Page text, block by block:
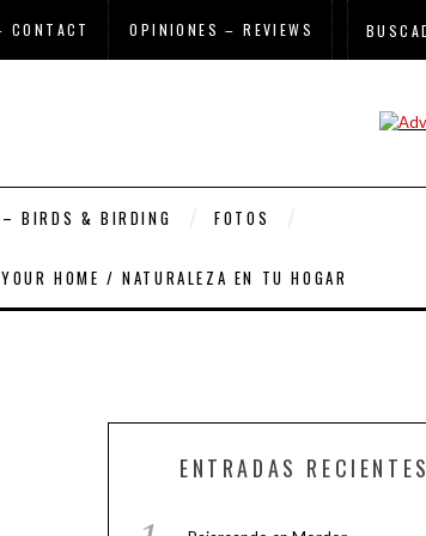
CONTACT OPINIONES – REVIEWS
– BIRDS & BIRDING FOTOS
HOME / NATURALEZA EN TU HOGAR
ENTRADAS RECIENTES